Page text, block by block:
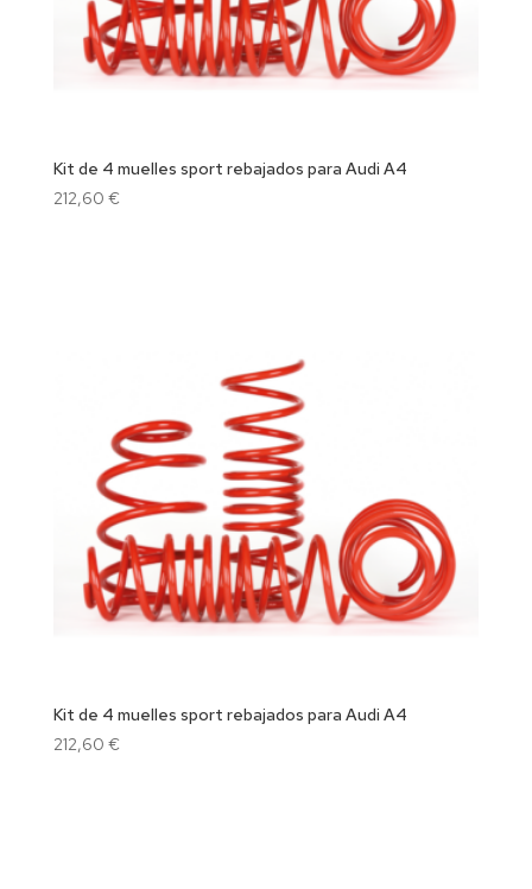
Kit de 4 muelles sport rebajados para Audi A4
212,60 €
Kit de 4 muelles sport rebajados para Audi A4
212,60 €